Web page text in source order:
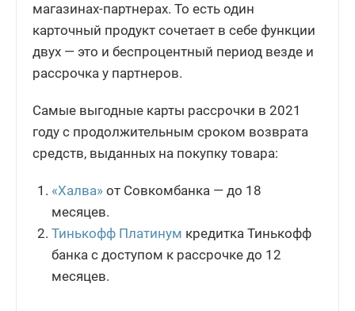
магазинах-партнерах. То есть один
карточный продукт сочетает в себе функции
двух — это и беспроцентный период везде и
рассрочка у партнеров.
Самые выгодные карты рассрочки в 2021
году с продолжительным сроком возврата
средств, выданных на покупку товара:
«Халва» от Совкомбанка — до 18
месяцев.
Тинькофф Платинум кредитка Тинькофф
банка с доступом к рассрочке до 12
месяцев.